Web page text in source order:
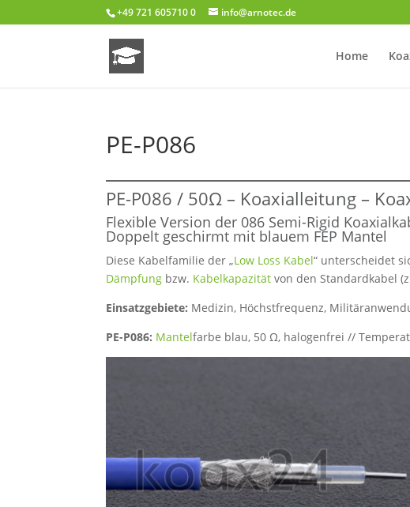
+49 721 605710 0 info@arnotec.de
Home
PE-P086
PE-P086 / 50Ω – Koaxialleitung –
Flexible Version der 086 Semi-Rigid
Doppelt geschirmt mit blauem FEP Mantel
Diese Kabelfamilie der „Low Loss Kabel“ unterscheidet
Dämpfung bzw. Kabelkapazität von den Standardkabel
Einsatzgebiete: Medizin, Höchstfrequenz,
PE-P086: Mantelfarbe blau, 50 Ω, halogenfrei //